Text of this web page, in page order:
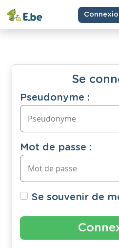
Se
Pseudonyme :
Mot de passe :
Se souvenir de